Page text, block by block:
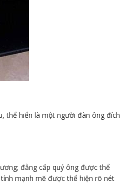
thể hiển là một người đàn ông đích
đẳng cấp quý ông được thể
mạnh mẽ được thể hiện rõ nét